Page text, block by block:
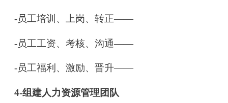
-员工培训、上岗、转正——
-员工工资、考核、沟通——
-员工福利、激励、晋升——
4-组建人力资源管理团队